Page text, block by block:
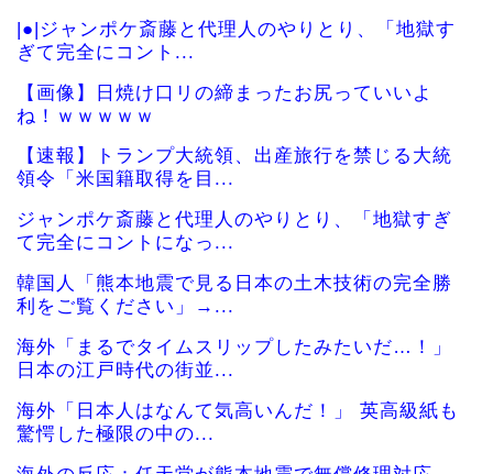
|●|ジャンポケ斎藤と代理人のやりとり、「地獄す
ぎて完全にコント...
【画像】日焼け口リの締まったお尻っていいよ
ね！ｗｗｗｗｗ
【速報】トランプ大統領、出産旅行を禁じる大統
領令「米国籍取得を目...
ジャンポケ斎藤と代理人のやりとり、「地獄すぎ
て完全にコントになっ...
韓国人「熊本地震で見る日本の土木技術の完全勝
利をご覧ください」→...
海外「まるでタイムスリップしたみたいだ…！」
日本の江戸時代の街並...
海外「日本人はなんて気高いんだ！」 英高級紙も
驚愕した極限の中の...